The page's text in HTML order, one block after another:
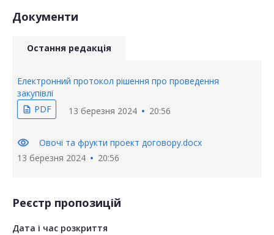
Документи
Остання редакція
Електронний протокол рішення про проведення
закупівлі
description PDF 13 березня 2024 20:56
visibility
Овочі та фрукти проект договору.docx
13 березня 2024
20:56
Реєстр пропозицій
Дата і час розкриття